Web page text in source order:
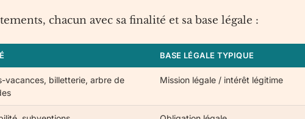
chacun avec sa finalité et sa base légale :
BASE LÉGALE TYPIQUE
vacances, billetterie, arbre de
Mission légale / intérêt légitime